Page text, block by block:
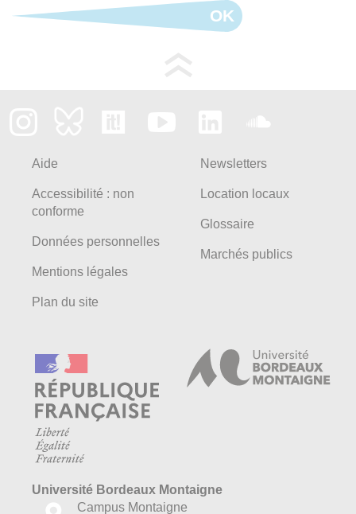
OK
Aide
Accessibilité : non
conforme
Données personnelles
Mentions légales
Plan du site
Newsletters
Location locaux
Glossaire
Marchés publics
Université Bordeaux Montaigne
Campus Montaigne